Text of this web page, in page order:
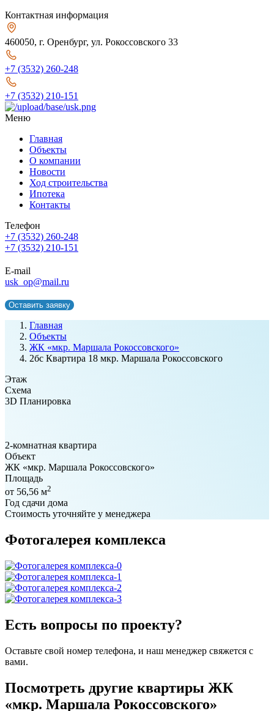
Контактная информация
460050, г. Оренбург, ул. Рокоссовского 33
+7 (3532) 260-248
+7 (3532) 210-151
Меню
Главная
Объекты
О компании
Новости
Ход строительства
Ипотека
Контакты
Телефон
+7 (3532) 260-248
+7 (3532) 210-151
E-mail
usk_op@mail.ru
Оставить заявку
Главная
Объекты
ЖК «мкр. Маршала Рокоссовского»
2бс Квартира 18 мкр. Маршала Рокоссовского
Этаж
Схема
3D Планировка
2-комнатная квартира
Объект
ЖК «мкр. Маршала Рокоссовского»
Площадь
от 56,56 м2
Год сдачи дома
Стоимость уточняйте у менеджера
Фотогалерея комплекса
Есть вопросы по проекту?
Оставьте свой номер телефона, и наш менеджер свяжется с
вами.
Ваше имя
Ваш телефон